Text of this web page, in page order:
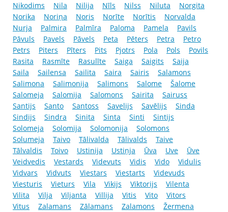
Nikodims
Nila Nilija Nīls Nilss Niluta
Norgita
Norika
Noriņa Noris Norīte Norītis
Norvalda
Nurja
Palmira Palmīra Paloma Pamela
Pavils
Pāvuls
Pavels Pāvels Peta Pēters Petra
Petro
Petrs
Piters Pīters Pits Pjotrs Pola Pols
Povils
Rasita
Rasmīte Rasulīte Saiga Saigits
Saija
Saila
Sailensa Sailita Saira Sairis
Salamons
Salimona
Salimonija Salimons Salome
Šalome
Salomeja
Salomija Salomons Sairita
Sairuss
Santijs
Santo Santoss Savelijs Savēlijs
Sinda
Sindijs
Sindra Sinita Sinta Sinti
Sintijs
Solomeja
Solomija Solomonija
Solomons
Solumeja
Taivo Tālivalda Tālivalds
Taive
Tālvaldis
Toivo Ustinija Ustiņja Ūva Uve
Ūve
Veidvedis
Vestards Videvuts Vidis Vido
Vidulis
Vidvars
Vidvuts Viestars Viestarts
Videvuds
Viesturis
Vieturs Vila Vikijs Viktorijs
Vilenta
Vilita
Vilja Viljanta Villija Vitis Vito
Vitors
Vitus
Zalamans Zālamans Zalamons
Žermena